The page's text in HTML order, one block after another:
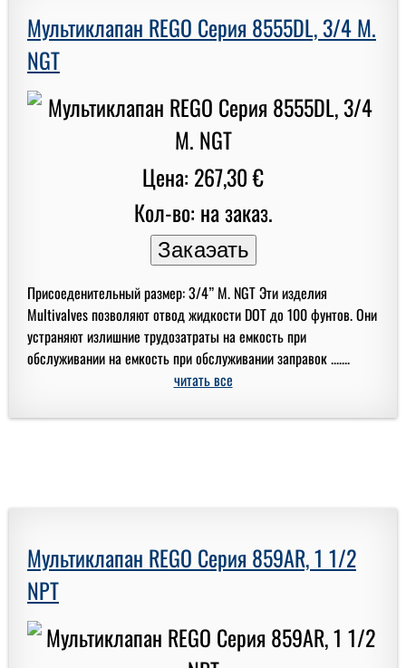
Мультиклапан REGO Серия 8555DL, 3/4 M.
NGT
Цена: 267,30 €
Кол-во: на заказ.
Присоеденительный размер: 3/4” M. NGT Эти изделия
Multivalves позволяют отвод жидкости DOT до 100 фунтов. Они
устраняют излишние трудозатраты на емкость при
обслуживании на емкость при обслуживании заправок .......
читать все
Мультиклапан REGO Серия 859AR, 1 1/2
NPT